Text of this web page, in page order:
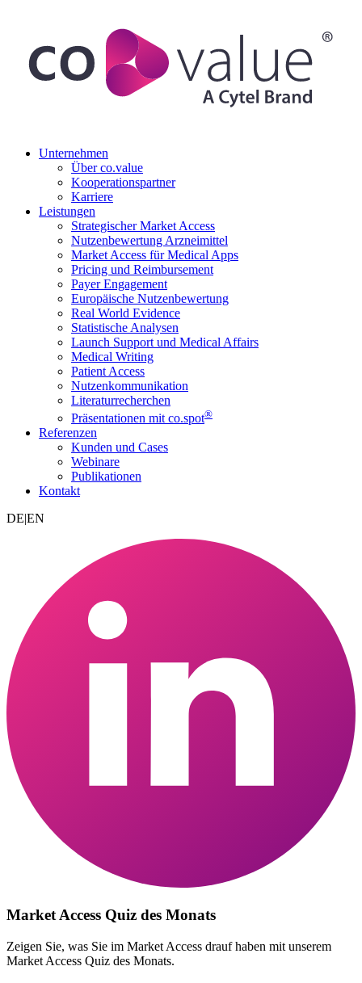
Unternehmen
Über co.value
Kooperationspartner
Karriere
Leistungen
Strategischer Market Access
Nutzenbewertung Arzneimittel
Market Access für Medical Apps
Pricing und Reimbursement
Payer Engagement
Europäische Nutzenbewertung
Real World Evidence
Statistische Analysen
Launch Support und Medical Affairs
Medical Writing
Patient Access
Nutzenkommunikation
Literaturrecherchen
Präsentationen mit co.spot®
Referenzen
Kunden und Cases
Webinare
Publikationen
Kontakt
DE EN
Market Access Quiz des Monats
Zeigen Sie, was Sie im Market Access drauf haben mit unserem
Market Access Quiz des Monats.